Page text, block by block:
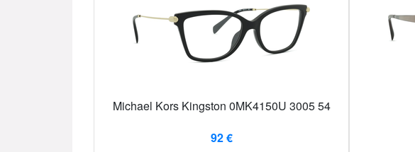
Michael Kors Kingston 0MK4150U 3005 54
92 €